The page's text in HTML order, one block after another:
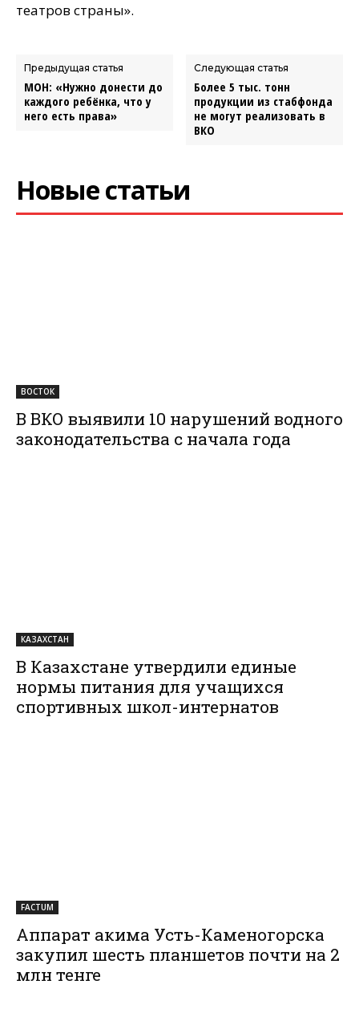
театров страны».
Предыдущая статья
МОН: «Нужно донести до
каждого ребёнка, что у
него есть права»
Следующая статья
Более 5 тыс. тонн
продукции из стабфонда
не могут реализовать в
ВКО
Новые статьи
ВОСТОК
В ВКО выявили 10 нарушений водного
законодательства с начала года
КАЗАХСТАН
В Казахстане утвердили единые
нормы питания для учащихся
спортивных школ-интернатов
FACTUM
Аппарат акима Усть-Каменогорска
закупил шесть планшетов почти на 2
млн тенге